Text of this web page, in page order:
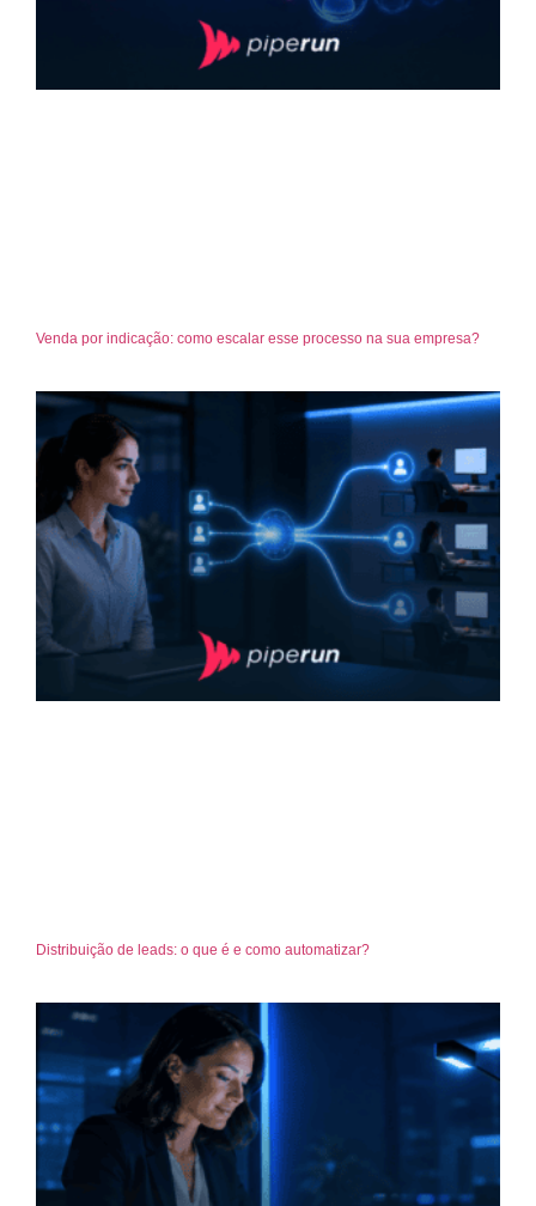
Venda por indicação: como escalar esse processo na sua empresa?
Distribuição de leads: o que é e como automatizar?